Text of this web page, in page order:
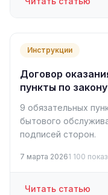
Инструкции
Договор
пункты по закону
9 обязательных
бытового
подписей сторон.
7 марта 20261 100
Читать статью